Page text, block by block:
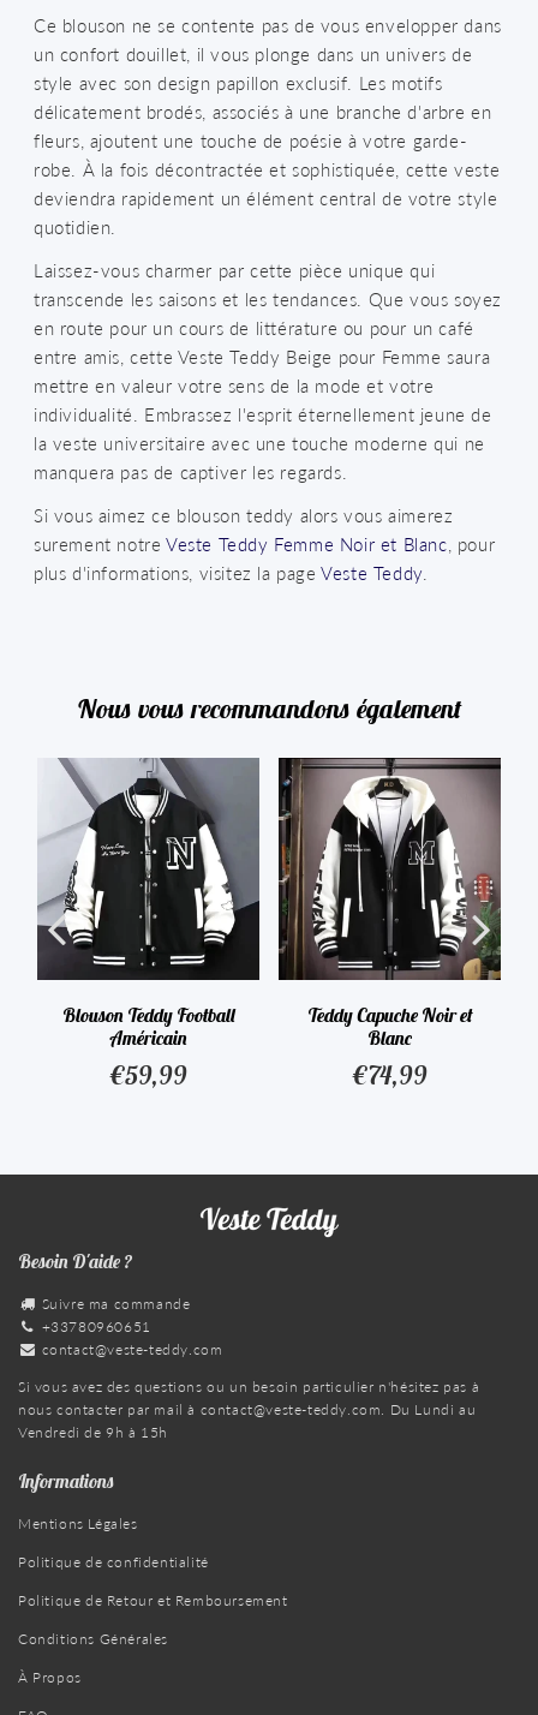
Ce blouson ne se contente pas de vous envelopper dans
un confort douillet, il vous plonge dans un univers de
style avec son design papillon exclusif. Les motifs
délicatement brodés, associés à une branche d'arbre en
fleurs, ajoutent une touche de poésie à votre garde-
robe. À la fois décontractée et sophistiquée, cette veste
deviendra rapidement un élément central de votre style
quotidien.
Laissez-vous charmer par cette pièce unique qui
transcende les saisons et les tendances. Que vous soyez
en route pour un cours de littérature ou pour un café
entre amis, cette Veste Teddy Beige pour Femme saura
mettre en valeur votre sens de la mode et votre
individualité. Embrassez l'esprit éternellement jeune de
la veste universitaire avec une touche moderne qui ne
manquera pas de captiver les regards.
Si vous aimez ce blouson teddy alors vous aimerez
surement notre Veste Teddy Femme Noir et Blanc , pour
plus d'informations, visitez la pageVeste Teddy
Nous vous recommandons également
Blouson Teddy Football
Américain
Prix
€59,99
Teddy Capuche Noir et
Blanc
Prix
€74,99
Besoin D'aide ?
Suivre ma commande
+33780960651
contact@veste-teddy.com
Si vous avez des questions ou un besoin particulier n'hésitez pas à
nous contacter par mail à contact@veste-teddy.com . Du Lundi au
Vendredi de 9h à 15h
Informations
Mentions Légales
Politique de confidentialité
Politique de Retour et Remboursement
Conditions Générales
À Propos